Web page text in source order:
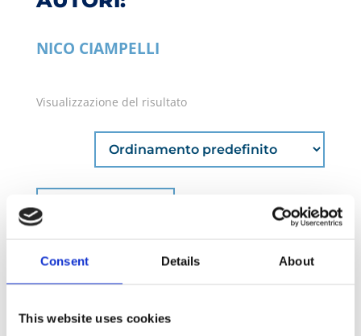
Consent Details About
This website uses cookies
NICO CIAMPELLI
Visualizzazione del risultato